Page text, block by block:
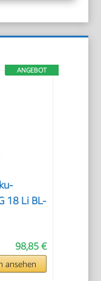
ANGEBOT
18 Li BL-
98,85 €
ansehen